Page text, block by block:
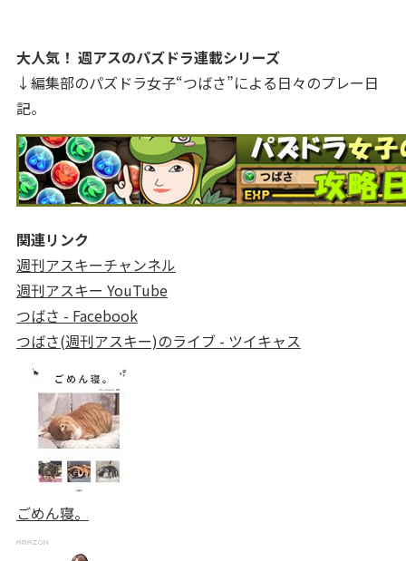
大人気！ 週アスのパズドラ連載シリーズ
↓編集部のパズドラ女子“つばさ”による日々のプレー日
記。
関連リンク
週刊アスキーチャンネル
週刊アスキー YouTube
つばさ - Facebook
つばさ(週刊アスキー)のライブ - ツイキャス
ごめん寝。